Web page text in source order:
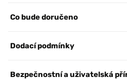
Co bude doručeno
Dodací podmínky
Bezpečnostní a uživatelská